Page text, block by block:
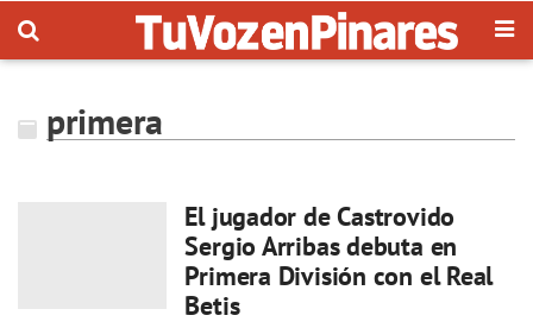
primera
El jugador de Castrovido
Sergio Arribas debuta en
Primera División con el Real
Betis